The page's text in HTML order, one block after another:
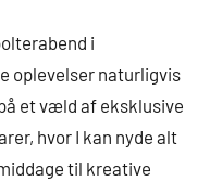
i
oplevelser naturligvis
et væld af eksklusive
hvor I kan nyde alt
til kreative